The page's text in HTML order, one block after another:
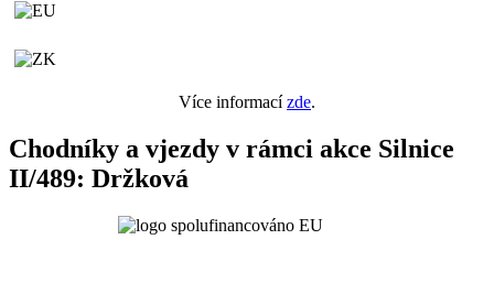
Více informacízde.
Chodníky a vjezdy v rámci akce Silnice
II/489: Držková